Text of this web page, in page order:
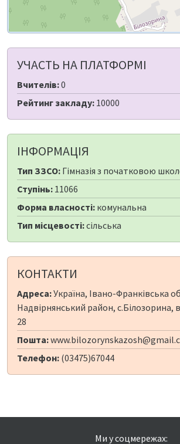
УЧАСТЬ НА ПЛАТФОРМІ
Вчителів:0
Рейтинг закладу: 10000
ІНФОРМАЦІЯ
Тип ЗЗСО: Гімназія з початковою
Ступінь: 11066
Форма власності: комунальна
Тип місцевості:сільська
КОНТАКТИ
Адреса:Україна, Івано-Франківська
Надвірнянський район, с.Білозорина,
28
Пошта:
Телефон: (03475)67044
Ми у соцмережах: